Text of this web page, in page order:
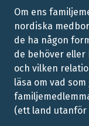
Om ens
nordiska
de ha någon
de behöver
och vilken
läsa om vad
(ett land utanför